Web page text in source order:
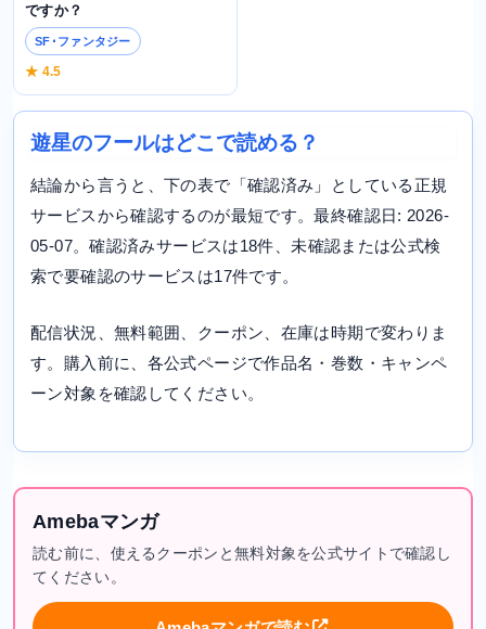
ですか？
SF･ファンタジー
★ 4.5
遊星のフールはどこで読める？
結論から言うと、下の表で「確認済み」としている正規
サービスから確認するのが最短です。最終確認日: 2026-
05-07。確認済みサービスは18件、未確認または公式検
索で要確認のサービスは17件です。
配信状況、無料範囲、クーポン、在庫は時期で変わりま
す。購入前に、各公式ページで作品名・巻数・キャンペ
ーン対象を確認してください。
Amebaマンガ
読む前に、使えるクーポンと無料対象を公式サイトで確認し
てください。